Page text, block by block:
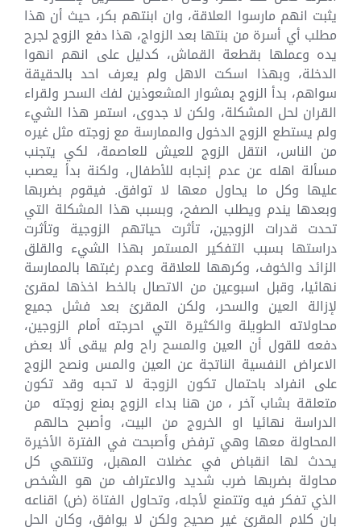
يثبت انهم مارسوا العلاقة، وان ابنتهم بكر، حيث أن هذا
مطلب أي أسرة من بنتها بعد الزواج، هذا دفع الزوج لجرح
يده وعملها بقطعة القماش، كدليل على انهم انهوا
الدخلة، وبهذا اسكت الاهل ولم يعرف احد بالحقيقة
سواهم، بدأ الزوج بمشوار المشعوذين لفك السحر ولقراء
القران لحل المشكلة، ولكن لا جدوى، استمر هذا الشيء
ولم يستطع الزوج الدخول والممارسة مع زوجته مثل غيره
من الناس، انتقل الزوج للعيش للعاصمة، لكي يتجنب
مسألة اهله عن عدم إنجابه للأطفال، ولكنة بدأ يعصب
عليها وكل ما يحاول معها لا توافق. فيقوم بضربها
وبعدها يندم ويطلب الصفح، وبسبب هذا المشكلة التي
تحدت قدرات الزوجين، تأثرت حياتهم الزوجية وتأثرت
دراستها بسبب التفكير المستمر بهذا الشيء والقلق
الزائد والخوف، وكرهها للعلاقة وعدم رغبتها بالممارسة
نهائيا، وقبل اسبوعين من الاتصال بالخط اخذها لمقرئ
لإزالة العين والسحر، ولكن المقرئ بعد فشل جميع
محاولاته الطويلة والكثيرة التي احرجته أمام الزوجين،
دفعه للقول أن العين والمسح راح ولم يبقى ألا بعض
الاعراض النفسية الناتجة عن العين والمس ونصح الزوج
على انفراد باحتمال تكون الزوجة لا تحبه وقد تكون
متعلقة بشاب آخر ، من هنا بداء الزوج بمنع زوجته من
الدراسة نهائيا او الخروج من البيت، وأصبح حالهم
المحاولة معها وهي ترفض وأصبحت في الفترة الأخيرة
يحدث لها انقباض في عضلات المهبل، وتنتهي كل
محاولة بضربها ضرب شديد والاعتراف من هو الشخص
الذي تفكر فيه وتتمنع لأجله، وتحاول الفتاة (ض) اقناعه
بان كلام المقرئ غير صحيح ولكن لا يوافق، وكان الحل